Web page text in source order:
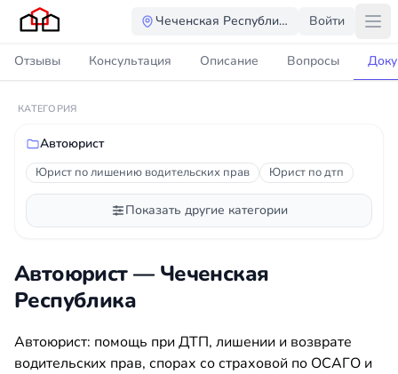
Чеченская Республика Войти
Отзывы Консультация Описание Вопросы
КАТЕГОРИЯ
Автоюрист
Юрист по лишению водительских прав Юрист по дтп
Показать другие категории
Автоюрист — Чеченская
Республика
Автоюрист: помощь при ДТП, лишении и возврате
водительских прав, спорах со страховой по ОСАГО и